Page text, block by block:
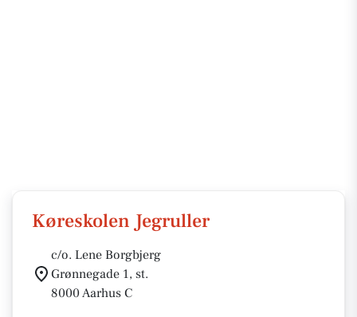
Køreskolen Jegruller
c/o. Lene Borgbjerg
Grønnegade 1, st.
8000 Aarhus C